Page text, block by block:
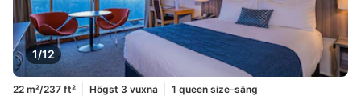
1/12
22 m²/237 ft² Högst 3 vuxna
1 queen size-säng